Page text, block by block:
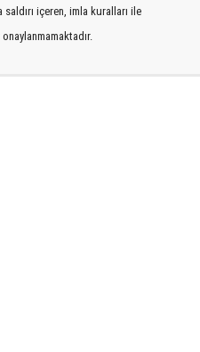
içeren, imla kuralları ile